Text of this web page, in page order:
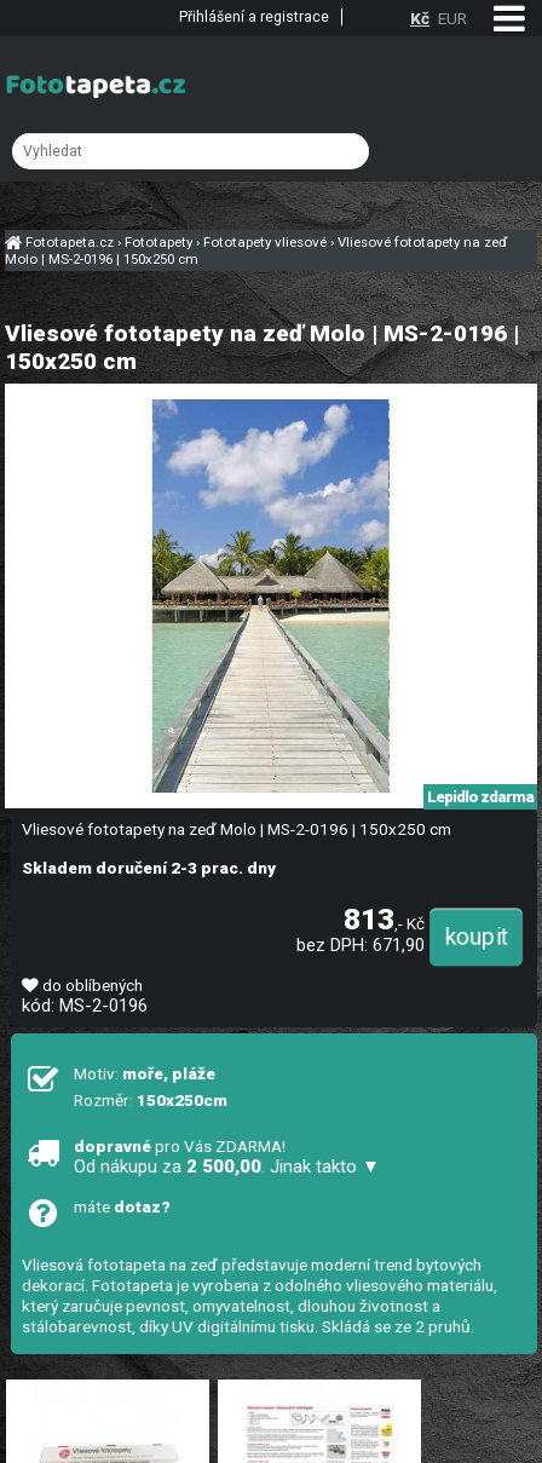
Fototapeta.cz› Fototapety› Fototapety vliesové ›Vliesové fototapety na zeď
Molo | MS-2-0196 | 150x250 cm
Vliesové fototapety na zeď Molo | MS-2-0196 |
150x250 cm
Vliesové fototapety na zeď Molo | MS-2-0196 | 150x250 cm
Lepidlo zdarma
Skladem doručení 2-3 prac. dny
813,- Kč
bez DPH: 671,90
do oblíbených
kód: MS-2-0196
Motiv: moře, pláže
Rozměr: 150x250cm
dopravnépro Vás ZDARMA!
Od nákupu za 2 500,00. Jinak takto ▼
máte dotaz?
Vliesová fototapeta na zeď představuje moderní trend bytových
dekorací. Fototapeta je vyrobena z odolného vliesového materiálu,
který zaručuje pevnost, omyvatelnost, dlouhou životnost a
stálobarevnost, díky UV digitálnímu tisku. Skládá se ze 2 pruhů.
Kč EUR
Přihlášení a registrace